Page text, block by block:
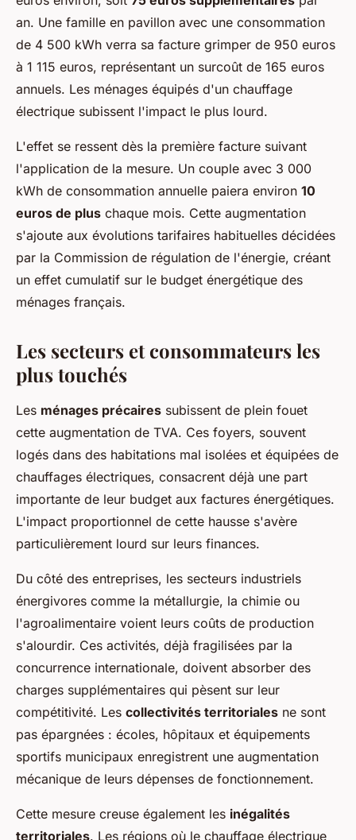
an. Une famille en pavillon avec une consommation
de 4 500 kWh verra sa facture grimper de 950 euros
à 1 115 euros, représentant un surcoût de 165 euros
annuels. Les ménages équipés d'un chauffage
électrique subissent l'impact le plus lourd.
L'effet se ressent dès la première facture suivant
l'application de la mesure. Un couple avec 3 000
kWh de consommation annuelle paiera environ 10
euros de plus chaque mois. Cette augmentation
s'ajoute aux évolutions tarifaires habituelles décidées
par la Commission de régulation de l'énergie, créant
un effet cumulatif sur le budget énergétique des
ménages français.
Les secteurs et consommateurs les
plus touchés
Les ménages précaires subissent de plein fouet
cette augmentation de TVA. Ces foyers, souvent
logés dans des habitations mal isolées et équipées de
chauffages électriques, consacrent déjà une part
importante de leur budget aux factures énergétiques.
L'impact proportionnel de cette hausse s'avère
particulièrement lourd sur leurs finances.
Du côté des entreprises, les secteurs industriels
énergivores comme la métallurgie, la chimie ou
l'agroalimentaire voient leurs coûts de production
s'alourdir. Ces activités, déjà fragilisées par la
concurrence internationale, doivent absorber des
charges supplémentaires qui pèsent sur leur
compétitivité. Les collectivités territoriales ne sont
pas épargnées : écoles, hôpitaux et équipements
sportifs municipaux enregistrent une augmentation
mécanique de leurs dépenses de fonctionnement.
Cette mesure creuse également les inégalités
territoriales. Les régions où le chauffage électrique